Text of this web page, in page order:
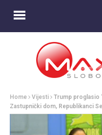
Home Vijesti
Trump proglasio
Zastupnički dom, Republikanci